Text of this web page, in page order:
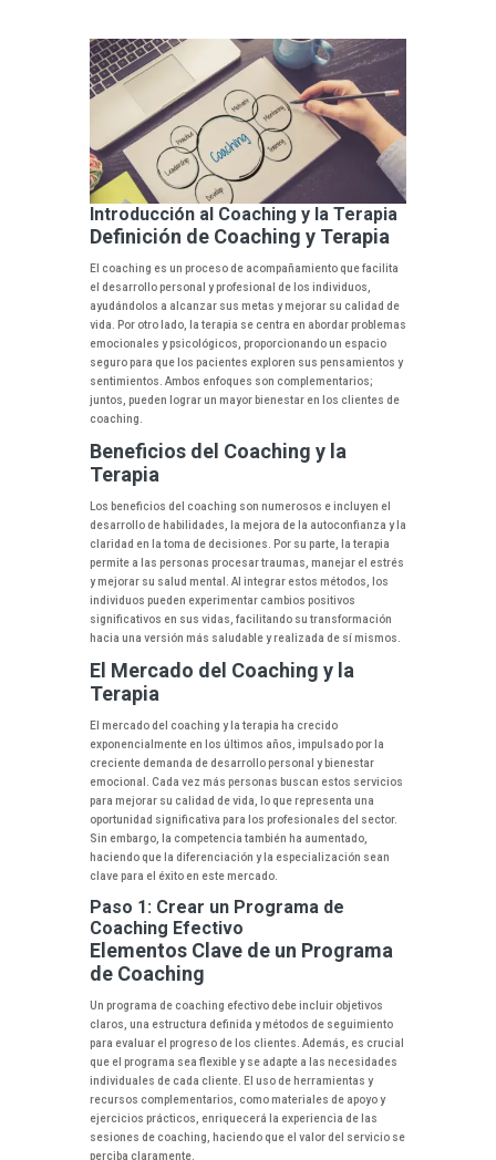
Introducción al Coaching y la Terapia
Definición de Coaching y Terapia
El coaching es un proceso de acompañamiento que facilita
el desarrollo personal y profesional de los individuos,
ayudándolos a alcanzar sus metas y mejorar su calidad de
vida. Por otro lado, la terapia se centra en abordar problemas
emocionales y psicológicos, proporcionando un espacio
seguro para que los pacientes exploren sus pensamientos y
sentimientos. Ambos enfoques son complementarios;
juntos, pueden lograr un mayor bienestar en los clientes de
coaching.
Beneficios del Coaching y la
Terapia
Los beneficios del coaching son numerosos e incluyen el
desarrollo de habilidades, la mejora de la autoconfianza y la
claridad en la toma de decisiones. Por su parte, la terapia
permite a las personas procesar traumas, manejar el estrés
y mejorar su salud mental. Al integrar estos métodos, los
individuos pueden experimentar cambios positivos
significativos en sus vidas, facilitando su transformación
hacia una versión más saludable y realizada de sí mismos.
El Mercado del Coaching y la
Terapia
El mercado del coaching y la terapia ha crecido
exponencialmente en los últimos años, impulsado por la
creciente demanda de desarrollo personal y bienestar
emocional. Cada vez más personas buscan estos servicios
para mejorar su calidad de vida, lo que representa una
oportunidad significativa para los profesionales del sector.
Sin embargo, la competencia también ha aumentado,
haciendo que la diferenciación y la especialización sean
clave para el éxito en este mercado.
Paso 1: Crear un Programa de
Coaching Efectivo
Elementos Clave de un Programa
de Coaching
Un programa de coaching efectivo debe incluir objetivos
claros, una estructura definida y métodos de seguimiento
para evaluar el progreso de los clientes. Además, es crucial
que el programa sea flexible y se adapte a las necesidades
individuales de cada cliente. El uso de herramientas y
recursos complementarios, como materiales de apoyo y
ejercicios prácticos, enriquecerá la experiencia de las
sesiones de coaching, haciendo que el valor del servicio se
perciba claramente.